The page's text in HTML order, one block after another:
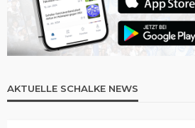
AKTUELLE SCHALKE NEWS